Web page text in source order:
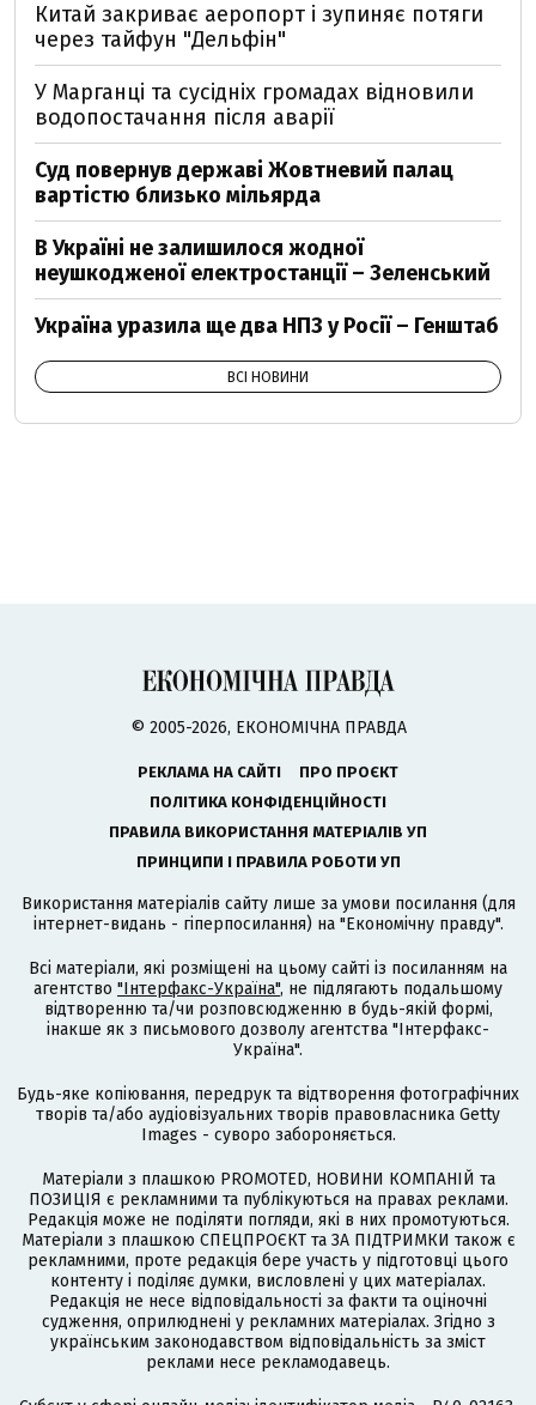
Китай закриває аеропорт і зупиняє потяги
через тайфун "Дельфін"
У Марганці та сусідніх громадах відновили
водопостачання після аварії
Суд повернув державі Жовтневий палац
вартістю близько мільярда
В Україні не залишилося жодної
неушкодженої електростанції – Зеленський
Україна уразила ще два НПЗ у Росії – Генштаб
ВСІ НОВИНИ
© 2005-2026, ЕКОНОМІЧНА ПРАВДА
РЕКЛАМА НА САЙТІ
ПРО ПРОЄКТ
ПОЛІТИКА КОНФІДЕНЦІЙНОСТІ
ПРАВИЛА ВИКОРИСТАННЯ МАТЕРІАЛІВ УП
ПРИНЦИПИ І ПРАВИЛА РОБОТИ УП
Використання матеріалів сайту лише за умови посилання (для
інтернет-видань - гіперпосилання) на "Економічну правду".
Всі матеріали, які розміщені на цьому сайті із посиланням на
агентство "Інтерфакс-Україна", не підлягають подальшому
відтворенню та/чи розповсюдженню в будь-якій формі,
інакше як з письмового дозволу агентства "Інтерфакс-
Україна".
Будь-яке копіювання, передрук та відтворення фотографічних
творів та/або аудіовізуальних творів правовласника Getty
Images - суворо забороняється.
Матеріали з плашкою PROMOTED, НОВИНИ КОМПАНІЙ та
ПОЗИЦІЯ є рекламними та публікуються на правах реклами.
Редакція може не поділяти погляди, які в них промотуються.
Матеріали з плашкою СПЕЦПРОЄКТ та ЗА ПІДТРИМКИ також є
рекламними, проте редакція бере участь у підготовці цього
контенту і поділяє думки, висловлені у цих матеріалах.
Редакція не несе відповідальності за факти та оціночні
судження, оприлюднені у рекламних матеріалах. Згідно з
українським законодавством відповідальність за зміст
реклами несе рекламодавець.